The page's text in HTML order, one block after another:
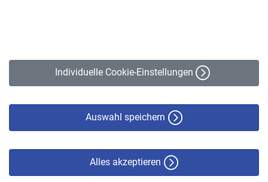
Individuelle Cookie-Einstellungen
Auswahl speichern
Alles akzeptieren
Erklärung zur Barrierefreiheit
© VBL 2026